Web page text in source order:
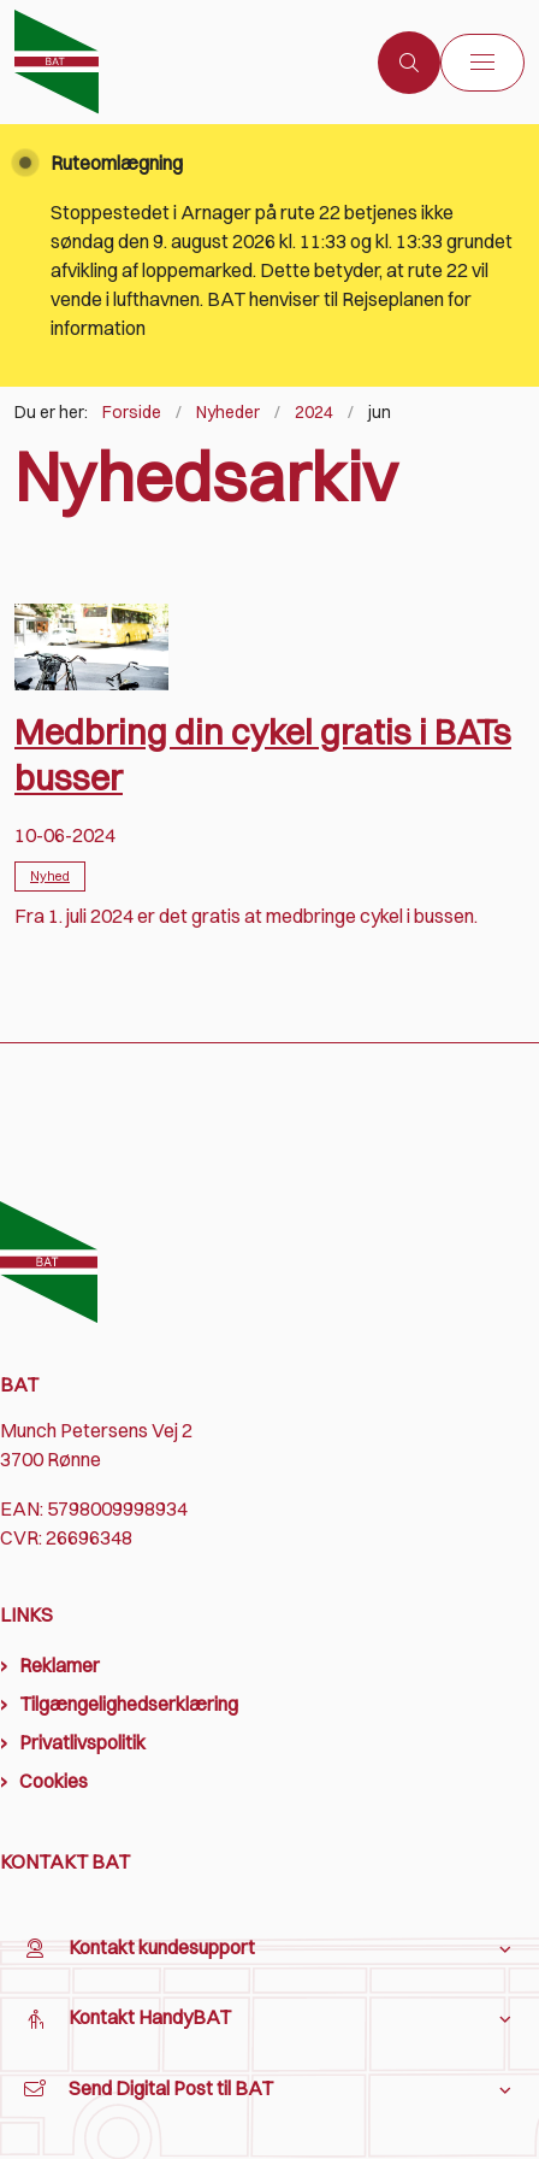
Ruteomlægning
Stoppestedet i Arnager på rute 22 betjenes ikke
søndag den 9. august 2026 kl. 11:33 og kl. 13:33 grundet
afvikling af loppemarked. Dette betyder, at rute 22 vil
vende i lufthavnen. BAT henviser til Rejseplanen for
information
Du er her: Forside Nyheder 2024 jun
Nyhedsarkiv
Medbring din cykel gratis i BATs
busser
10-06-2024
Nyhed
Fra 1. juli 2024 er det gratis at medbringe cykel i bussen.
BAT
Munch Petersens Vej 2
3700 Rønne
EAN: 5798009998934
CVR: 26696348
LINKS
Reklamer
Tilgængelighedserklæring
Privatlivspolitik
Cookies
KONTAKT BAT
Kontakt kundesupport
Kontakt HandyBAT
Send Digital Post til BAT